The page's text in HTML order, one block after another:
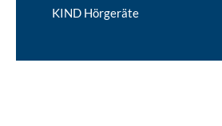
KIND Hörgeräte